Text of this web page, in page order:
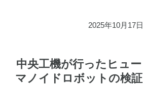
2025年10月17日
中央工機が行ったヒュー
マノイドロボットの検証